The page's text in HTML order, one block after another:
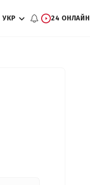
УКР 24 ОНЛАЙН